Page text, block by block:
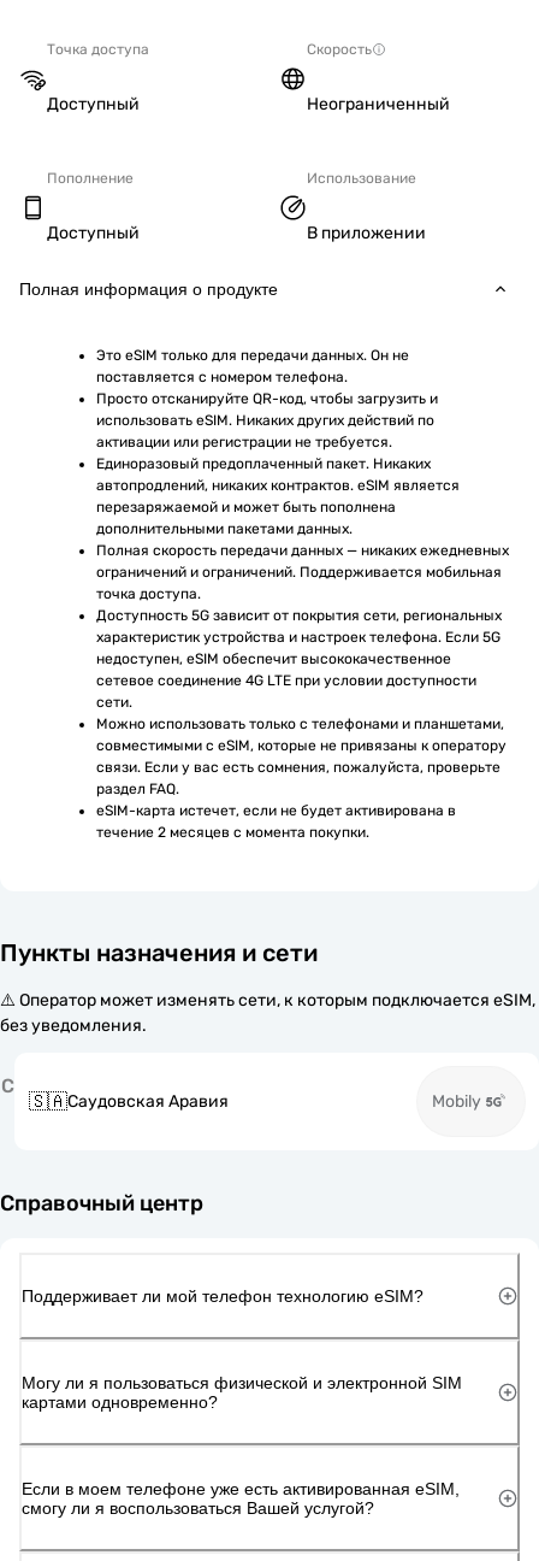
Точка доступа
Доступный
Скорость
Неограниченный
Пополнение
Доступный
Использование
В приложении
Полная информация о продукте
Это eSIM только для передачи данных. Он не
поставляется с номером телефона.
Просто отсканируйте QR-код, чтобы загрузить и
использовать eSIM. Никаких других действий по
активации или регистрации не требуется.
Единоразовый предоплаченный пакет. Никаких
автопродлений, никаких контрактов. eSIM является
перезаряжаемой и может быть пополнена
дополнительными пакетами данных.
Полная скорость передачи данных — никаких ежедневных
ограничений и ограничений. Поддерживается мобильная
точка доступа.
Доступность 5G зависит от покрытия сети, региональных
характеристик устройства и настроек телефона. Если 5G
недоступен, eSIM обеспечит высококачественное
сетевое соединение 4G LTE при условии доступности
сети.
Можно использовать только с телефонами и планшетами,
совместимыми с eSIM, которые не привязаны к оператору
связи. Если у вас есть сомнения, пожалуйста, проверьте
раздел FAQ.
eSIM-карта истечет, если не будет активирована в
течение 2 месяцев с момента покупки.
Пункты назначения и сети
⚠️ Оператор может изменять сети, к которым подключается eSIM,
без уведомления.
С
🇸🇦Саудовская Аравия Mobily
Справочный центр
Поддерживает ли мой телефон технологию eSIM?
Могу ли я пользоваться физической и электронной SIM
картами одновременно?
Если в моем телефоне уже есть активированная eSIM,
смогу ли я воспользоваться Вашей услугой?